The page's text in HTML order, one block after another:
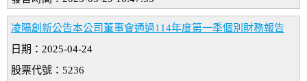
凌陽創新公告本公司董事會通過114年度第一季個別財務報告
日期：2025-04-24
股票代號：5236